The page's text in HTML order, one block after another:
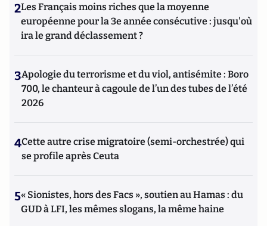
2Les Français moins riches que la moyenne
européenne pour la 3e année consécutive : jusqu'où
ira le grand déclassement ?
3Apologie du terrorisme et du viol, antisémite : Boro
700, le chanteur à cagoule de l’un des tubes de l’été
2026
4Cette autre crise migratoire (semi-orchestrée) qui
se profile après Ceuta
5« Sionistes, hors des Facs », soutien au Hamas : du
GUD à LFI, les mêmes slogans, la même haine